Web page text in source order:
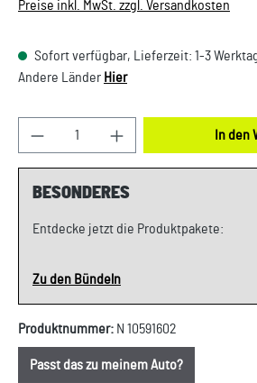
Preise inkl. MwSt. zzgl. Versandkosten
Sofort verfügbar, Lieferzeit: 1-3
Andere Länder Hier
Produkt Anzahl: Gib den In den
BESONDERES
Entdecke jetzt die Produktpakete:
Zu den Bündeln
Produktnummer: N 10591602
Passt das zu meinem Auto?